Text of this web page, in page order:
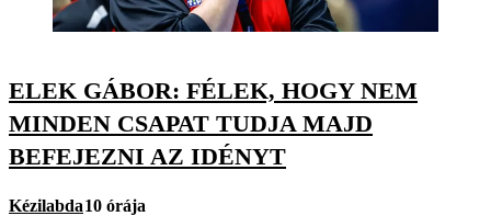
ELEK GÁBOR: FÉLEK, HOGY NEM
MINDEN CSAPAT TUDJA MAJD
BEFEJEZNI AZ IDÉNYT
Kézilabda10 órája